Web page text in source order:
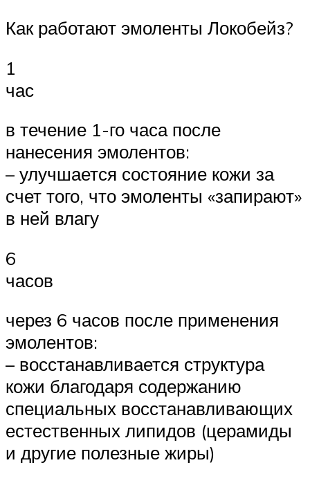
Как работают эмоленты Локобейз?
1
час
в течение 1-го часа после
нанесения эмолентов:
– улучшается состояние кожи за
счет того, что эмоленты «запирают»
в ней влагу
6
часов
через 6 часов после применения
эмолентов:
– восстанавливается структура
кожи благодаря содержанию
специальных восстанавливающих
естественных липидов (церамиды
и другие полезные жиры)